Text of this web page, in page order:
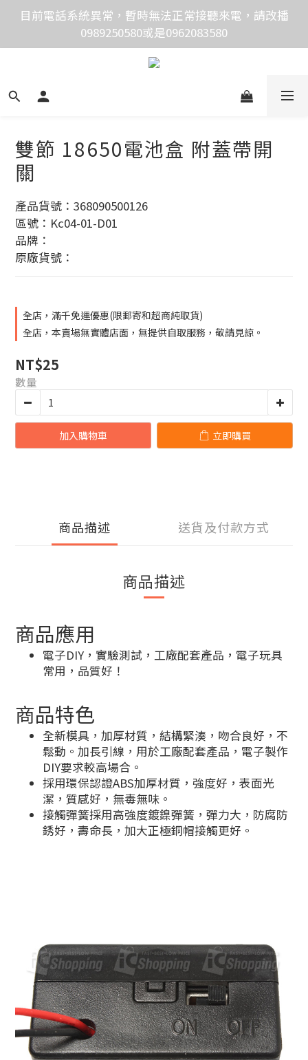
價格均含稅，下單享優惠！歡迎大量採購，由專人提供
專案報價。
目前電話系統異常，暫時無法正常接聽來電，請改播
0989250580或是0962083580
價格均含稅，下單享優惠！歡迎大量採購，由專人提供
專案報價。
雙節 18650電池盒 附蓋帶開
關
產品貨號：368090500126
區號：Kc04-01-D01
品牌：
原廠貨號：
全店，滿千免運優惠(限郵寄和超商純取貨)
全店，本賣場無實體店面，無提供自取服務，敬請見諒。
NT$25
數量
加入購物車 立即購買
商品描述 送貨及付款方式
商品描述
商品應用
電子DIY，實驗測試，工廠配套產品，電子玩具
常用，品質好！
商品特色
全新模具，加厚材質，結構緊湊，吻合良好，不
鬆動。加長引線，用於工廠配套產品，電子製作
DIY要求較高場合。
採用環保認證ABS加厚材質，強度好，表面光
潔，質感好，無毒無味。
接觸彈簧採用高強度鍍鎳彈簧，彈力大，防腐防
銹好，壽命長，加大正極銅帽接觸更好。